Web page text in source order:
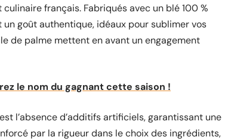
français. Fabriqués avec un blé 100 %
goût authentique, idéaux pour sublimer vos
de palme mettent en avant un engagement
le nom du gagnant cette saison !
l’absence d’additifs artificiels, garantissant une
par la rigueur dans le choix des ingrédients,